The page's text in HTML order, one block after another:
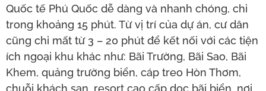
Quốc tế Phú Quốc dễ dàng và nhanh chóng, chỉ
trong khoảng 15 phút. Từ vị trí của dự án, cư dân
cũng chỉ mất từ 3 – 20 phút để kết nối với các tiện
ích ngoại khu khác như: Bãi Trường, Bãi Sao, Bãi
Khem, quảng trường biển, cáp treo Hòn Thơm,